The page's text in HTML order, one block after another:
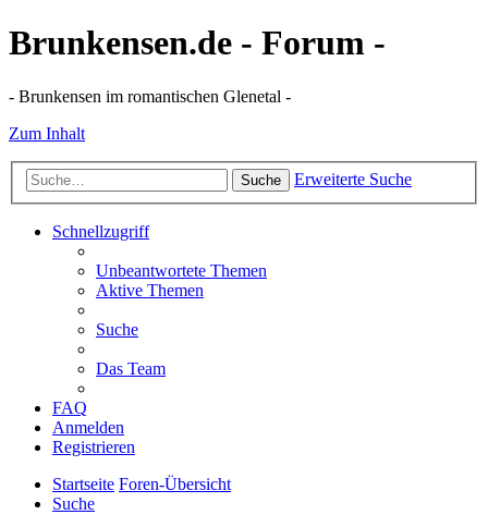
Brunkensen.de - Forum -
- Brunkensen im romantischen Glenetal -
Zum Inhalt
Suche Erweiterte Suche
Schnellzugriff
Unbeantwortete Themen
Aktive Themen
Suche
Das Team
FAQ
Anmelden
Registrieren
Startseite Foren-Übersicht
Suche